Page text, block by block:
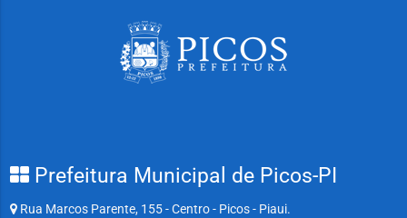
Prefeitura Municipal de Picos-PI
Rua Marcos Parente, 155 - Centro - Picos - Piaui.